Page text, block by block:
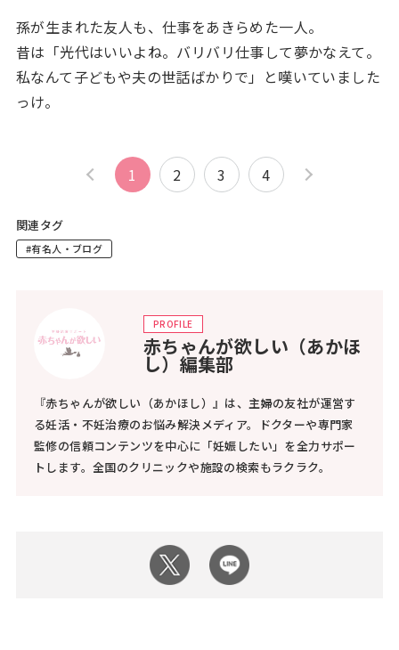
孫が生まれた友人も、仕事をあきらめた一人。
昔は「光代はいいよね。バリバリ仕事して夢かなえて。
私なんて子どもや夫の世話ばかりで」と嘆いていました
っけ。
1 2 3 4
関連タグ
#有名人・ブログ
PROFILE
赤ちゃんが欲しい（あかほ
し）編集部
『赤ちゃんが欲しい（あかほし）』は、主婦の友社が運営す
る妊活・不妊治療のお悩み解決メディア。ドクターや専門家
監修の信頼コンテンツを中心に「妊娠したい」を全力サポー
トします。全国のクリニックや施設の検索もラクラク。